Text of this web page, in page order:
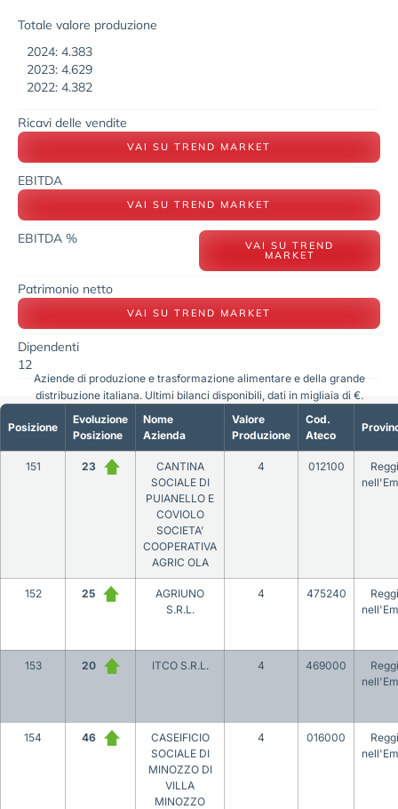
Totale valore produzione
2024: 4.383
2023: 4.629
2022: 4.382
Ricavi delle vendite
VAI SU TREND MARKET
EBITDA
VAI SU TREND MARKET
EBITDA % VAI SU TREND
MARKET
Patrimonio netto
VAI SU TREND MARKET
Dipendenti
12
Posizione
Evoluzione
Posizione
Nome
Azienda
Valore
Produzione
Cod.
Ateco
151 23
CANTINA
SOCIALE DI
PUIANELLO E
COVIOLO
SOCIETA’
COOPERATIVA
AGRIC OLA
4 012100
152 25
AGRIUNO
S.R.L.
4 475240
153 20 ITCO S.R.L. 4 469000
154 46
CASEIFICIO
SOCIALE DI
MINOZZO DI
VILLA
MINOZZO
4 016000
Aziende di produzione e trasformazione alimentare e della grande
distribuzione italiana. Ultimi bilanci disponibili, dati in migliaia di €.